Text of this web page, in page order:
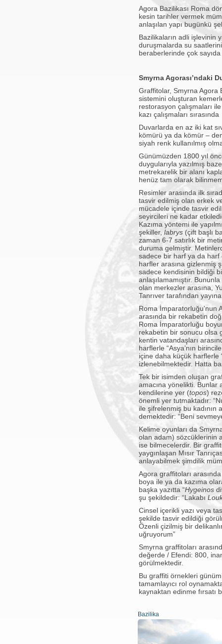
Agora Bazilikası Roma
kesin tarihler vermek
anlaşılan yapı bugünkü
Bazilikaların adli işlevinin
duruşmalarda su
beraberlerinde çok
Smyrna Agorası’ndaki
Graffitolar, Smyrna Agora
sistemini oluşturan
restorasyon çalışmaları
kazı çalışmaları
Duvarlarda en az iki kat
kömürü ya da kömür –
siyah renk kullanılmış
Günümüzden 1800 yıl
duygularıyla yazılmış
metrekarelik bir alanı
henüz tam olarak
Resimler arasında ilk
tasvir edilmiş olan erkek
mücadele içinde tasvir
seyircileri ne kadar
Kazıma yöntemi ile
şekiller, labrys (çift başlı
zaman 6-7 satırlık bir
duruma gelmiştir.
sadece bir harf ya da harf
harfler arasına gizlenmiş
sadece kendisinin bildiği
anlaşılamamıştır.
olan merkezler arasına,
Tanrıver tarafından
Roma İmparatorluğu'nun
arasında bir rekabetin
Roma İmparatorluğu
rekabetin bir sonucu olsa
kentin vatandaşları
harflerle “Asya’nın
içine daha küçük harflerle
izlenebilmektedir. Hatta
Tek bir isimden oluşan
amacına yönelikti. Bunlar
kendilerine yer (topos)
önemli yer tutmaktadır:
ile şifrelenmiş bu kadının
demektedir: “Beni
Kelime oyunları da
olan adam) sözcüklerinin
ise bilmecelerdir. Bir
yaygınlaşan Mısır
anlayabilmek şimdilik
Agora graffitoları
boya ile ya da kazıma
başka yazıtta “Hygeinos
şu şekildedir: “Lakabı
Cinsel içerikli yazı veya
şekilde tasvir edildiği
Özenli çizilmiş bir
uğruyorum”
Smyrna graffitoları
değerde / Efendi: 800,
görülmektedir.
Bu graffiti örnekleri
tamamlayıcı rol
kaynaktan edinme fırsatı
Bazilika